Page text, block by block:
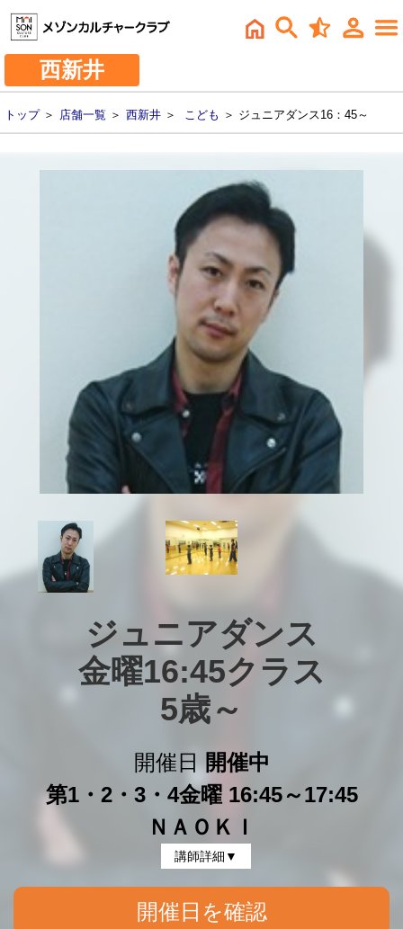
西新井
トップ＞ 店舗一覧 ＞ 西新井 ＞ こども ＞ ジュニアダンス16：45～
ジュニアダンス
金曜16:45クラス
5歳～
開催日
開催中
第1・2・3・4金曜 16:45～17:45
ＮＡＯＫＩ
講師詳細▼
開催日を確認